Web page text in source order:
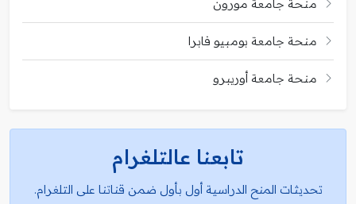
منحة جامعة مورون
منحة جامعة بومبيو فابرا
منحة جامعة أوريبرو
تابعنا عالتلغرام
تحديثات المنح الدراسية أول بأول ضمن قناتنا على التلغرام.